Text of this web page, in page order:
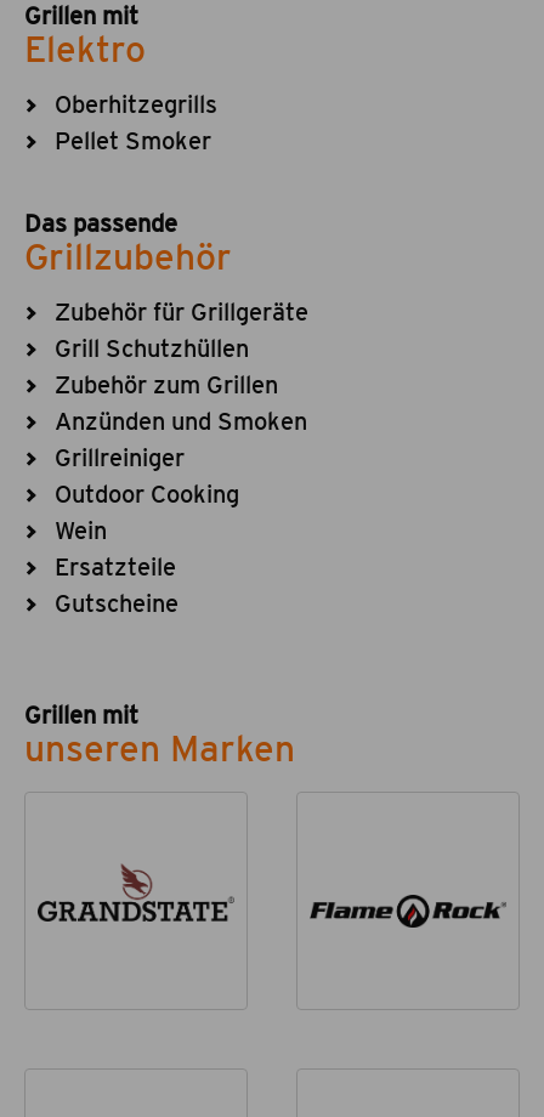
Grillen mit
Elektro
Oberhitzegrills
Pellet Smoker
Das passende
Grillzubehör
Zubehör für Grillgeräte
Grill Schutzhüllen
Zubehör zum Grillen
Anzünden und Smoken
Grillreiniger
Outdoor Cooking
Wein
Ersatzteile
Gutscheine
Grillen mit
unseren Marken